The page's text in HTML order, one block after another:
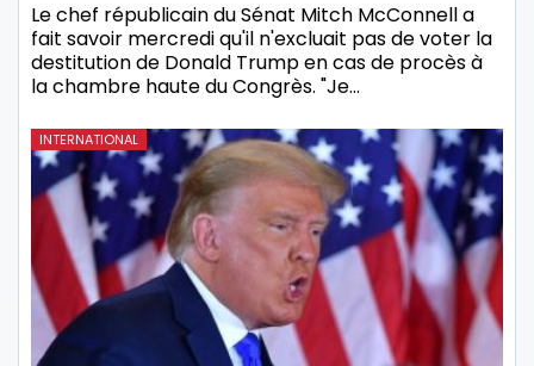
Le chef républicain du Sénat Mitch McConnell a
fait savoir mercredi qu'il n'excluait pas de voter la
destitution de Donald Trump en cas de procès à
la chambre haute du Congrès. "Je…
INTERNATIONAL